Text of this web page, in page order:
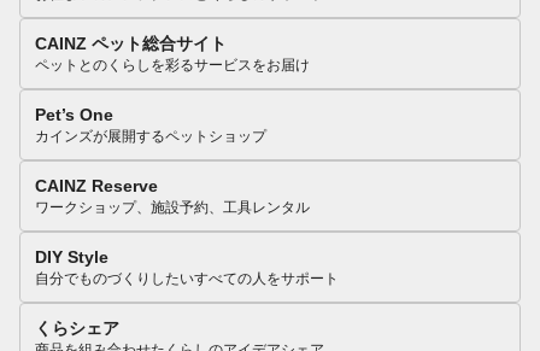
CAINZ ペット総合サイト
ペットとのくらしを彩るサービスをお届け
Pet’s One
カインズが展開するペットショップ
CAINZ Reserve
ワークショップ、施設予約、工具レンタル
DIY Style
自分でものづくりしたいすべての人をサポート
くらシェア